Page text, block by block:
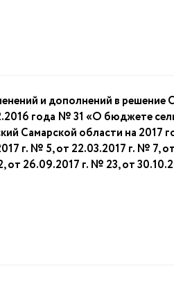
и дополнений в решение
года № 31 «О бюджете
Самарской области на 2017
г. № 5, от 22.03.2017 г. № 7, от
от 26.09.2017 г. № 23, от